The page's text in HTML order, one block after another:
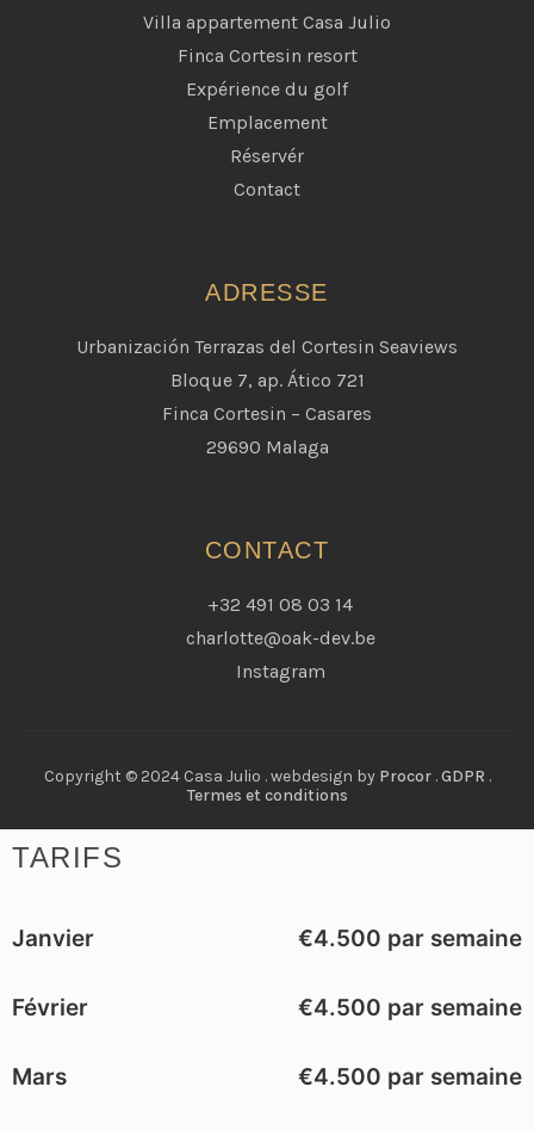
Villa appartement Casa Julio
Finca Cortesin resort
Expérience du golf
Emplacement
Réservér
Contact
ADRESSE
Urbanización Terrazas del Cortesin Seaviews
Bloque 7, ap. Ático 721
Finca Cortesin – Casares
29690 Malaga
CONTACT
+32 491 08 03 14
charlotte@oak-dev.be
Instagram
Copyright © 2024 Casa Julio . webdesign by Procor.GDPR .
Termes et conditions
TARIFS
Janvier €4.500 par semaine
Février €4.500 par semaine
Mars €4.500 par semaine